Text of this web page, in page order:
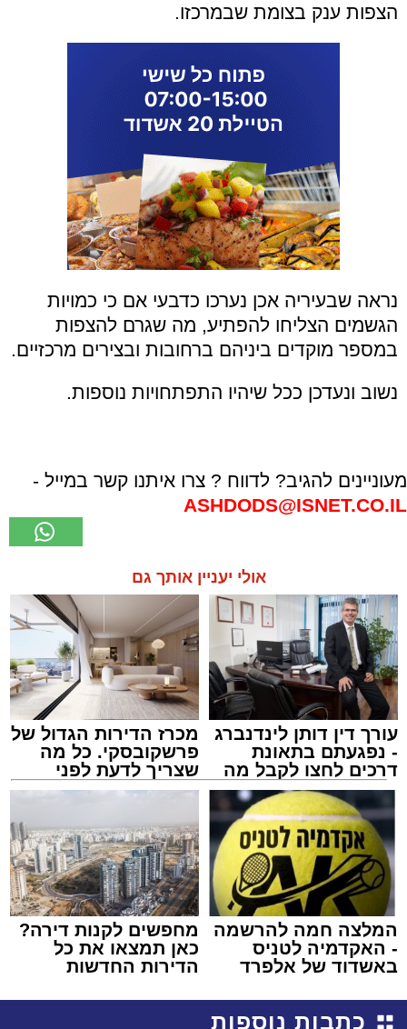
הצפות ענק בצומת שבמרכזו.
נראה שבעיריה אכן נערכו כדבעי אם כי כמויות
הגשמים הצליחו להפתיע, מה שגרם להצפות
במספר מוקדים ביניהם ברחובות ובצירים מרכזיים.
נשוב ונעדכן ככל שיהיו התפתחויות נוספות.
מעוניינים להגיב? לדווח ? צרו איתנו קשר במייל -
ASHDODS@ISNET.CO.IL
אולי יעניין אותך גם
עורך דין דותן לינדנברג
- נפגעתם בתאונת
דרכים לחצו לקבל מה
שמגיע לכם
מכרז הדירות הגדול של
פרשקובסקי. כל מה
שצריך לדעת לפני
שמגישים הצעה לדירה
המלצה חמה להרשמה
- האקדמיה לטניס
באשדוד של אלפרד
מחפשים לקנות דירה?
כאן תמצאו את כל
הדירות החדשות
כתבות נוספות